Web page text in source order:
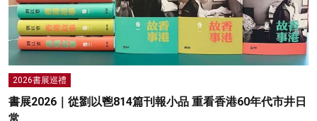
2026書展巡禮
書展2026｜從劉以鬯814篇刊報小品 重看香港60年代市井日
常